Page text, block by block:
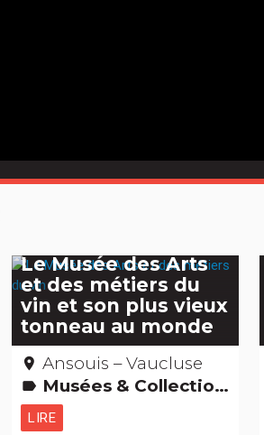
Le Musée des Arts
et des métiers du
vin et son plus vieux
tonneau au monde
place Ansouis – Vaucluse
label Musées & Collections Gastronomie [à boire] Records : Les + et les -
LIRE